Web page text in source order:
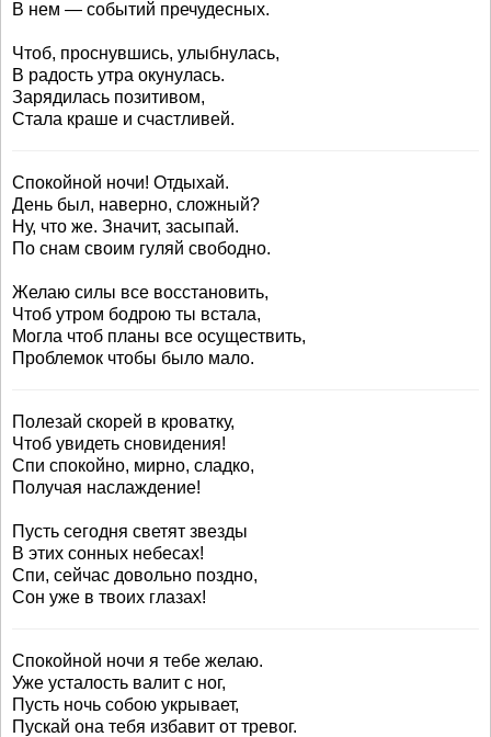
В нем — событий пречудесных.
Чтоб, проснувшись, улыбнулась,
В радость утра окунулась.
Зарядилась позитивом,
Стала краше и счастливей.
Спокойной ночи! Отдыхай.
День был, наверно, сложный?
Ну, что же. Значит, засыпай.
По снам своим гуляй свободно.
Желаю силы все восстановить,
Чтоб утром бодрою ты встала,
Могла чтоб планы все осуществить,
Проблемок чтобы было мало.
Полезай скорей в кроватку,
Чтоб увидеть сновидения!
Спи спокойно, мирно, сладко,
Получая наслаждение!
Пусть сегодня светят звезды
В этих сонных небесах!
Спи, сейчас довольно поздно,
Сон уже в твоих глазах!
Спокойной ночи я тебе желаю.
Уже усталость валит с ног,
Пусть ночь собою укрывает,
Пускай она тебя избавит от тревог.